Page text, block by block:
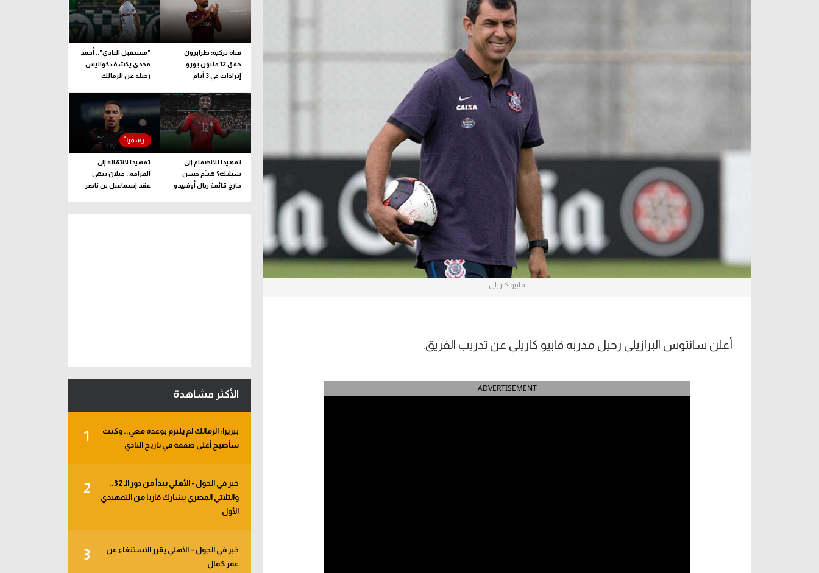
الدوري السعودي للمحترفين
دوري أبطال إفريقيا
رياضات أخرى
فابيو كاريلي
أعلن سانتوس البرازيلي رحيل مدربه فابيو كاريلي عن تدريب الفريق.
ADVERTISEMENT
قناة تركية: طرابزون
حقق 12 مليون يورو
إيرادات في 3 أيام
"مستقبل النادي".. أحمد
مجدي يكشف كواليس
رحيله عن الزمالك
تمهيدا للانضمام إلى
سيلتك؟ هيثم حسن
خارج قائمة ريال أوفييدو
تمهيدا لانتقاله إلى
الغرافة.. ميلان ينهي
عقد إسماعيل بن ناصر
الأكثر مشاهدة
1
بيزيرا: الزمالك لم يلتزم بوعده معي.. وكنت
سأصبح أغلى صفقة في تاريخ النادي
2
خبر في الجول - الأهلي يبدأ من دور الـ 32..
والثلاثي المصري يشارك قاريا من التمهيدي
الأول
3
خبر في الجول – الأهلي يقرر الاستنغاء عن
عمر كمال